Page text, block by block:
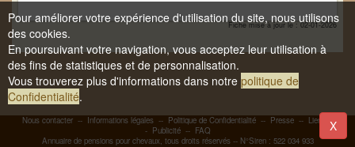
Fiche mise à jour le : 02-01-2026
Nous contacter -- Informations légales -- Politique de Confidentialité -- Presse -- Liens
-
- Publicité-- FAQ
Annuaire de pensions pour chevaux, tous droits réservés -- N°Siren : 522 034 933
Pour améliorer votre expérience d'utilisation du site, nous utilisons
des cookies.
En poursuivant votre navigation, vous acceptez leur utilisation à
des fins de statistiques et de personnalisation.
Vous trouverez plus d'informations dans notre politique de
Confidentialité.
X